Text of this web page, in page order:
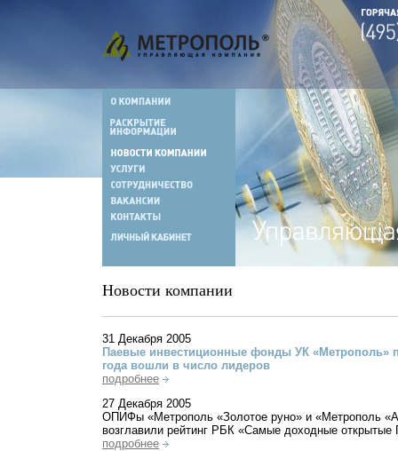
Новости компании
31 Декабря 2005
Паевые инвестиционные фонды УК «Метрополь»
года вошли в число лидеров
подробнее
27 Декабря 2005
ОПИФы «Метрополь «Золотое руно» и «Метрополь
возглавили рейтинг РБК «Самые доходные
подробнее